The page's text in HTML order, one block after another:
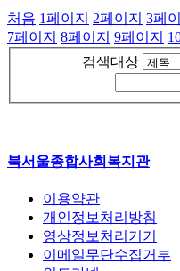
처음 1페이지 2페이지 3페
7페이지 8페이지 9페이지
검색대상
북서울종합사회복지관
이용약관
개인정보처리방침
영상정보처리기기
이메일무단수집거부